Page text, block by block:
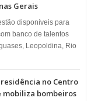
Gerais
disponíveis para
banco de talentos
Leopoldina, Rio
no Centro
mobiliza bombeiros